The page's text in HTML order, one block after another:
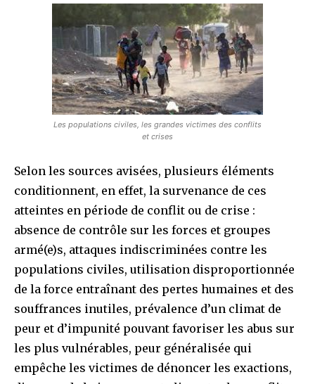
Les populations civiles, les grandes victimes des conflits
et crises
Selon les sources avisées, plusieurs éléments
conditionnent, en effet, la survenance de ces
atteintes en période de conflit ou de crise :
absence de contrôle sur les forces et groupes
armé(e)s, attaques indiscriminées contre les
populations civiles, utilisation disproportionnée
de la force entraînant des pertes humaines et des
souffrances inutiles, prévalence d’un climat de
peur et d’impunité pouvant favoriser les abus sur
les plus vulnérables, peur généralisée qui
empêche les victimes de dénoncer les exactions,